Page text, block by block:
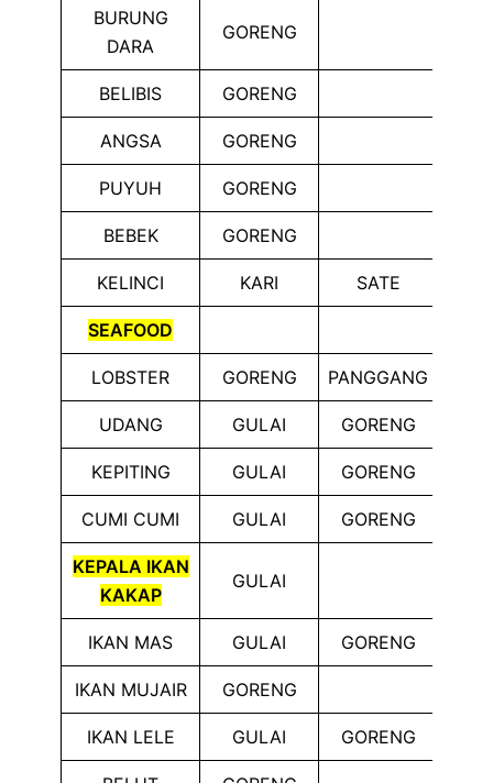
BURUNG
DARA
GORENG
BELIBIS GORENG
ANGSA GORENG
PUYUH GORENG
BEBEK GORENG
KELINCI KARI SATE
SEAFOOD
LOBSTER GORENG PANGGANG
UDANG GULAI GORENG
KEPITING GULAI GORENG
CUMI CUMI GULAI GORENG
KEPALA IKAN
KAKAP
GULAI
IKAN MAS GULAI GORENG
IKAN MUJAIR GORENG
IKAN LELE GULAI GORENG